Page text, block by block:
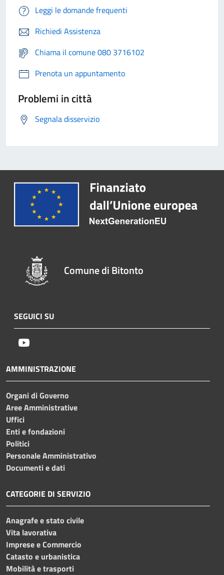
Leggi le domande frequenti
Richiedi Assistenza
Chiama il comune 080 3716102
Prenota un appuntamento
Problemi in città
Segnala disservizio
Comune di Bitonto
SEGUICI SU
AMMINISTRAZIONE
Organi di Governo
Aree Amministrative
Uffici
Enti e fondazioni
Politici
Personale Amministrativo
Documenti e dati
CATEGORIE DI SERVIZIO
Anagrafe e stato civile
Vita lavorativa
Imprese e Commercio
Catasto e urbanistica
Mobilità e trasporti